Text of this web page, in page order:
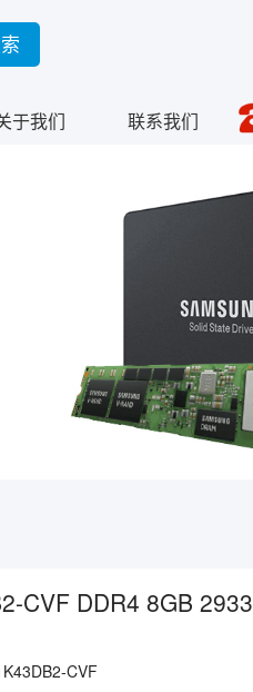
于我们 联系我们
CVF DDR4 8GB 2933
CVF